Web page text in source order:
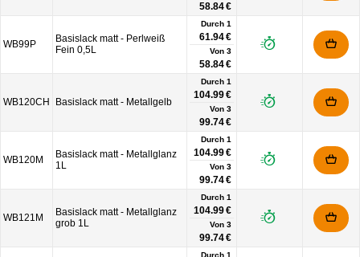
58.84 €
WB99P
Basislack matt - Perlweiß
Fein 0,5L
Durch 1
61.94 €
Von 3
58.84 €
WB120CH Basislack matt - Metallgelb
Durch 1
104.99 €
Von 3
99.74 €
WB120M
Basislack matt - Metallglanz
1L
Durch 1
104.99 €
Von 3
99.74 €
WB121M
Basislack matt - Metallglanz
grob 1L
Durch 1
104.99 €
Von 3
99.74 €
Durch 1